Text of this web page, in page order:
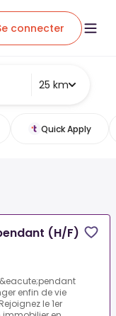
connecter
25 km
Quick Apply
(H/F)
enfin de vie
le 1er